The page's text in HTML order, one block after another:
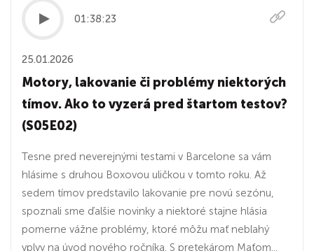
01:38:23
25.01.2026
Motory, lakovanie či problémy niektorých
tímov. Ako to vyzerá pred štartom testov?
(S05E02)
Tesne pred neverejnými testami v Barcelone sa vám
hlásime s druhou Boxovou uličkou v tomto roku. Až
sedem tímov predstavilo lakovanie pre novú sezónu,
spoznali sme ďalšie novinky a niektoré stajne hlásia
pomerne vážne problémy, ktoré môžu mať neblahý
vplyv na úvod nového ročníka. S pretekárom Maťom...